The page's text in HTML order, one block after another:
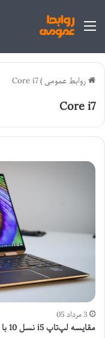
منو
روابط عمومی)
Core i7
Core i7
3 مرداد 05
مقایسه لپ‌تاپ i5 نسل 10 با i5 نسل 12 برای کارهای روزمره